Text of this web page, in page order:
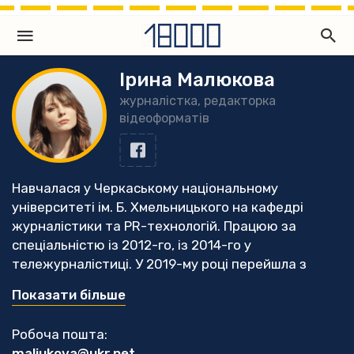
Ірина Малюкова
журналістка, редакторка
відеоформатів
Навчалася у Черкаському національному
університеті ім. Б. Хмельницького на кафедрі
журналістики та PR-технологій. Працюю за
спеціальністю із 2012-го, із 2014-го у
тележурналістиці. У 2019-му році перейшла з
регіонального телеканалу - у незалежне медіа
Відтоді пройшла низку тренінгів і курс
Показати більше
Робоча пошта: